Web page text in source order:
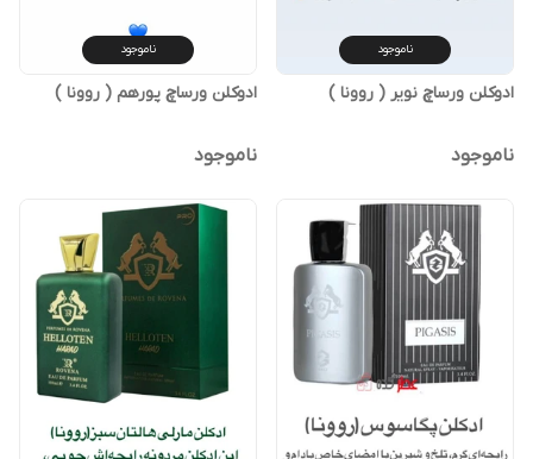
ناموجود
ادوکلن ورساچ نویر ( روونا )
ناموجود
ناموجود
ادوکلن ورساچ پورهم ( روونا )
ناموجود